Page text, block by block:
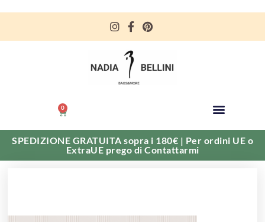
0
SPEDIZIONE GRATUITA sopra i 180€ | Per ordini UE o
ExtraUE prego di Contattarmi